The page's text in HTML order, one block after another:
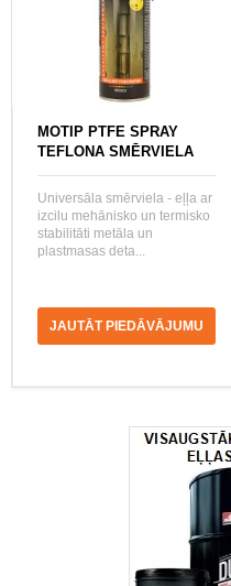
MOTIP PTFE SPRAY
TEFLONA SMĒRVIELA
Universāla smērviela - eļļa ar
izcilu mehānisko un termisko
stabilitāti metāla un
plastmasas deta...
JAUTĀT PIEDĀVĀJUMU